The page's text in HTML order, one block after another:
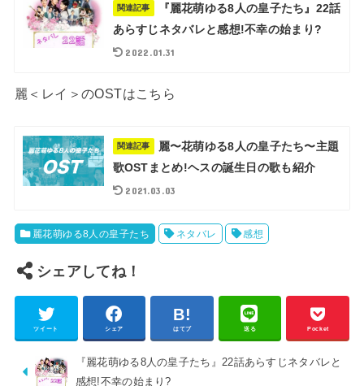
関連記事
『麗花萌ゆる8人の皇子たち』22話
あらすじネタバレと感想!不幸の始まり?
2022.01.31
麗＜レイ＞のOSTはこちら
関連記事
麗〜花萌ゆる8人の皇子たち〜主題
歌OSTまとめ!ヘスの誕生日の歌も紹介
2021.03.03
麗花萌ゆる8人の皇子たち ネタバレ 感想
シェアしてね！
ツイート シェア はてブ 送る Pocket
『麗花萌ゆる8人の皇子たち』22話あらすじネタバレと
感想!不幸の始まり?